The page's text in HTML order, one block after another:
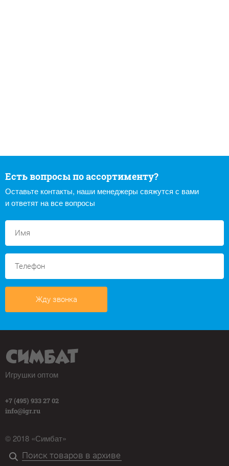
Есть вопросы по ассортименту?
Оставьте контакты, наши менеджеры свяжутся с вами
и ответят на все вопросы
Жду звонка
Игрушки оптом
+7 (495) 933 27 02
info@igr.ru
© 2018 «Симбат»